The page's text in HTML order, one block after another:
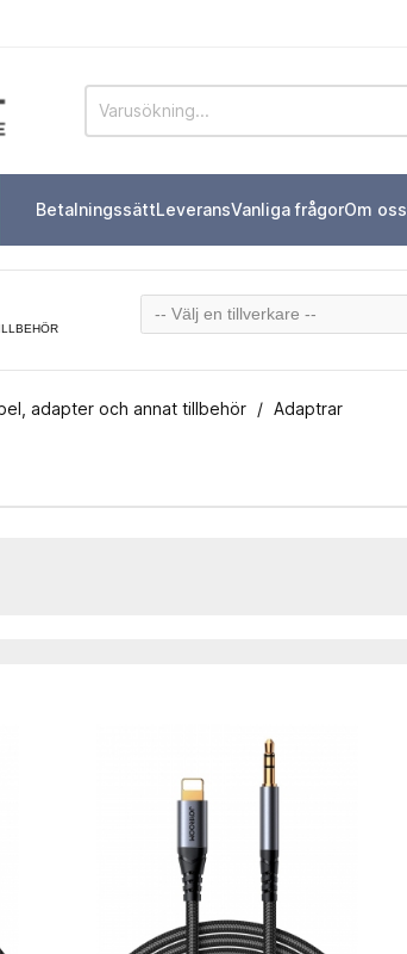
BetalningssättLeveransVanliga frågorOm oss
-- Välj en tillverkare --
adapter och annat tillbehör Adaptrar